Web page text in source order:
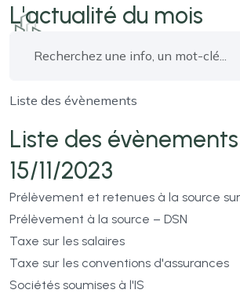
L'actualité du mois
Liste des évènements
Liste des
15/11/2023
Prélèvement et retenues à la source
Prélèvement à la source – DSN
Taxe sur les salaires
Taxe sur les conventions d'assurances
Sociétés soumises à l'IS